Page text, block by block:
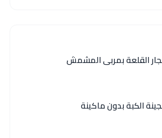
القلعة بمربى المشمش
الكبة بدون ماكينة